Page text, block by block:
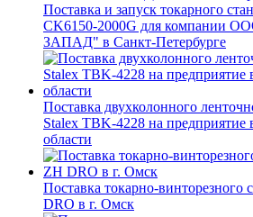
Поставка и запуск токарного
CK6150-2000G для компании
ЗАПАД" в Санкт-Петербурге
Поставка двухколонного
Stalex TBK-4228 на предприятие
области
Поставка токарно-винторезного
DRO в г. Омск